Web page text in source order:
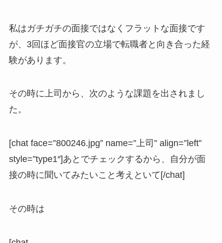
私はガチガチの面接ではなくフラットな面接です
が、3回ほど面接官の立場で転職者と向き合った経
験があります。
その時に上司から、次のような課題を出されまし
た。
[chat face=”800246.jpg” name=”上司” align=”left”
style=”type1″]あとでチェックするから、自分が面
接の時に聞いてみたいこと考えといて[/chat]
その時は